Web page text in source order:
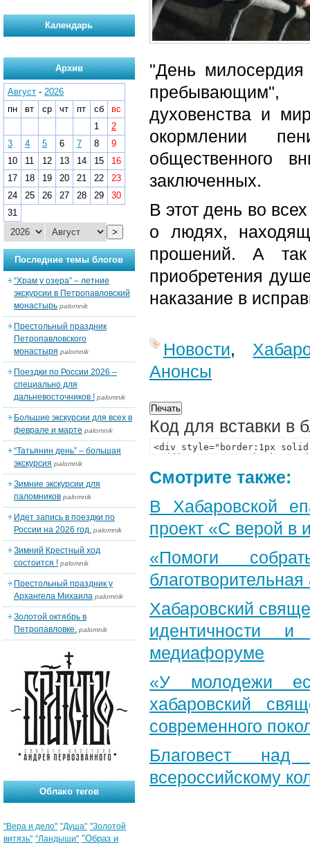
"День
пребывающим",
духовенства и
окормлении
общественного
заключенных.
В этот день во
о людях,
прошений. А
приобретения
наказание в
Новости,
Анонсы
Код для вставки в
Смотрите также:
В Хабаровской
проект «С верой в
«Помоги
Хабаровский
идентичности
медиафоруме
«У молодежи
хабаровский
современного
Благовест
всероссийскому
Календарь
Архив
Август - 2026
пн
вт ср чт пт сб
вс
1
2
3
4 5 6 7 8
9
10
11 12 13 14 15
16
17
18 19 20 21 22
23
24
25 26 27 28 29
30
31
>
Последние темы блогов
“Храм у озера” – летние
экскурсии в Петропавловский
монастырь palomnik
Престольный праздник
Петропавловского
монастыря palomnik
Поездки по России 2026 –
специально для
дальневосточников ! palomnik
Большие экскурсии для всех в
феврале и марте palomnik
“Татьянин день” – большая
экскурсия palomnik
Зимние экскурсии для
паломников palomnik
Идет запись в поездки по
России на 2026 год. palomnik
Зимний Крестный ход
состоится ! palomnik
Престольный праздник у
Архангела Михаила palomnik
Золотой октябрь в
Петропавловке. palomnik
Облако тегов
"Вера и дело" "Душа" "Золотой
витязь" "Ландыши" "Образ и